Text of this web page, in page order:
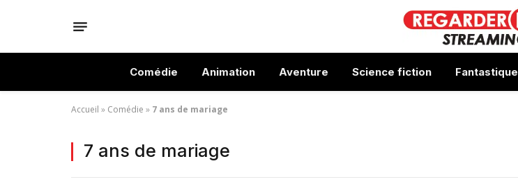
Comédie Animation Aventure Science fiction Fantastique
Accueil » Comédie » 7 ans de mariage
7 ans de mariage